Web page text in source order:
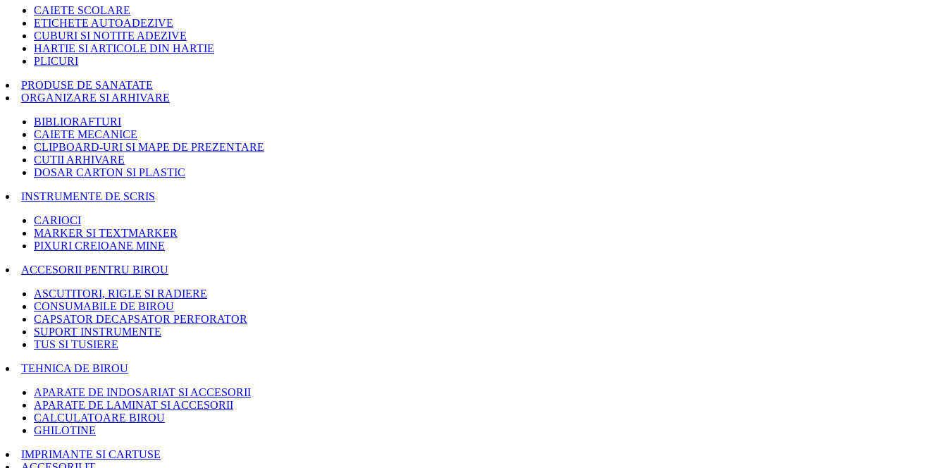
CAIETE SCOLARE
ETICHETE AUTOADEZIVE
CUBURI SI NOTITE ADEZIVE
HARTIE SI ARTICOLE DIN HARTIE
PLICURI
PRODUSE DE SANATATE
ORGANIZARE SI ARHIVARE
BIBLIORAFTURI
CAIETE MECANICE
CLIPBOARD-URI SI MAPE DE PREZENTARE
CUTII ARHIVARE
DOSAR CARTON SI PLASTIC
INSTRUMENTE DE SCRIS
CARIOCI
MARKER SI TEXTMARKER
PIXURI CREIOANE MINE
ACCESORII PENTRU BIROU
ASCUTITORI, RIGLE SI RADIERE
CONSUMABILE DE BIROU
CAPSATOR DECAPSATOR PERFORATOR
SUPORT INSTRUMENTE
TUS SI TUSIERE
TEHNICA DE BIROU
APARATE DE INDOSARIAT SI ACCESORII
APARATE DE LAMINAT SI ACCESORII
CALCULATOARE BIROU
GHILOTINE
IMPRIMANTE SI CARTUSE